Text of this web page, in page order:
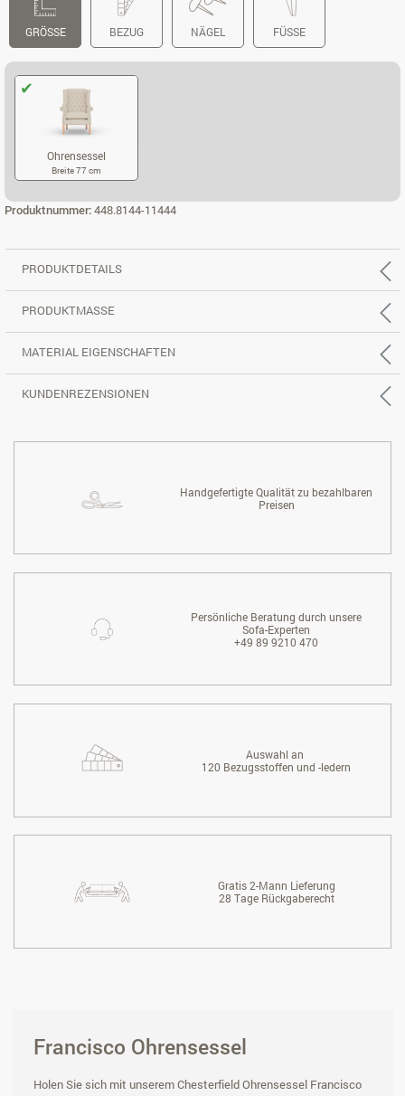
GRÖSSE BEZUG NÄGEL FÜSSE
Ohrensessel
Breite 77 cm
Produktnummer:448.8144-11444
PRODUKTDETAILS
PRODUKTMASSE
MATERIAL EIGENSCHAFTEN
KUNDENREZENSIONEN
Handgefertigte Qualität zu bezahlbaren
Preisen
Persönliche Beratung durch unsere
Sofa-Experten
+49 89 9210 470
Auswahl an
120 Bezugsstoffen und -ledern
Gratis 2-Mann Lieferung
28 Tage Rückgaberecht
Francisco Ohrensessel
Holen Sie sich mit unserem Chesterfield Ohrensessel Francisco